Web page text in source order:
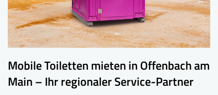
Mobile Toiletten mieten in Offenbach am
Main – Ihr regionaler Service-Partner